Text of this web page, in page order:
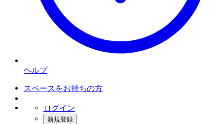
ヘルプ
スペースをお持ちの方
ログイン
新規登録